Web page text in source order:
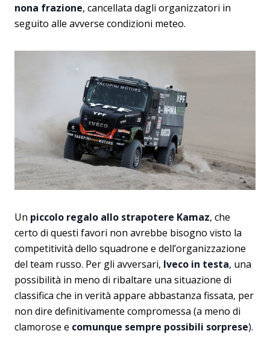
nona frazione, cancellata dagli organizzatori in
seguito alle avverse condizioni meteo.
Un piccolo regalo allo strapotere Kamaz, che
certo di questi favori non avrebbe bisogno visto la
competitività dello squadrone e dell’organizzazione
del team russo. Per gli avversari, Iveco in testa, una
possibilità in meno di ribaltare una situazione di
classifica che in verità appare abbastanza fissata, per
non dire definitivamente compromessa (a meno di
clamorose e comunque sempre possibili sorprese).